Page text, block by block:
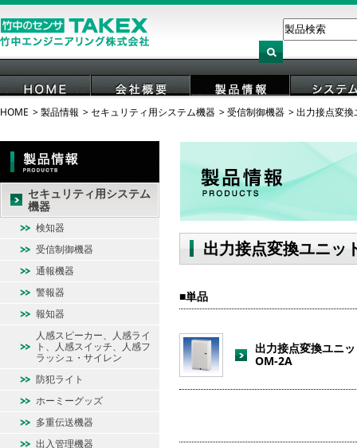
HOME 会社概要 製品情報 システ
HOME 製品情報 セキュリティ用システム機器 受信制御機器 出力接点変換
出力接点変換ユニッ
単品
出力接点変換ユニ
OM-2A
セキュリティ用システム
機器
検知器
受信制御機器
通報機器
警報器
報知器
人感スピーカー、人感ライ
ト、人感スイッチ、人感フ
ラッシュ・サイレン
防犯ライト
ホーミーグッズ
多重伝送機器
出入管理機器